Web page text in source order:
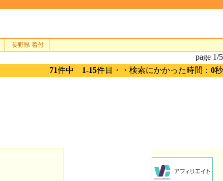
page 1/5
71件中 1-15件目・・検索にかかった時間： 0秒
長野県 着付